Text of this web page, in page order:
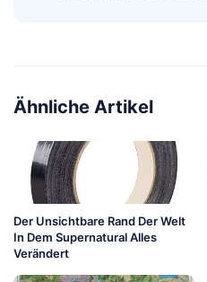
Ähnliche Artikel
Der Unsichtbare Rand Der Welt
In Dem Supernatural Alles
Verändert